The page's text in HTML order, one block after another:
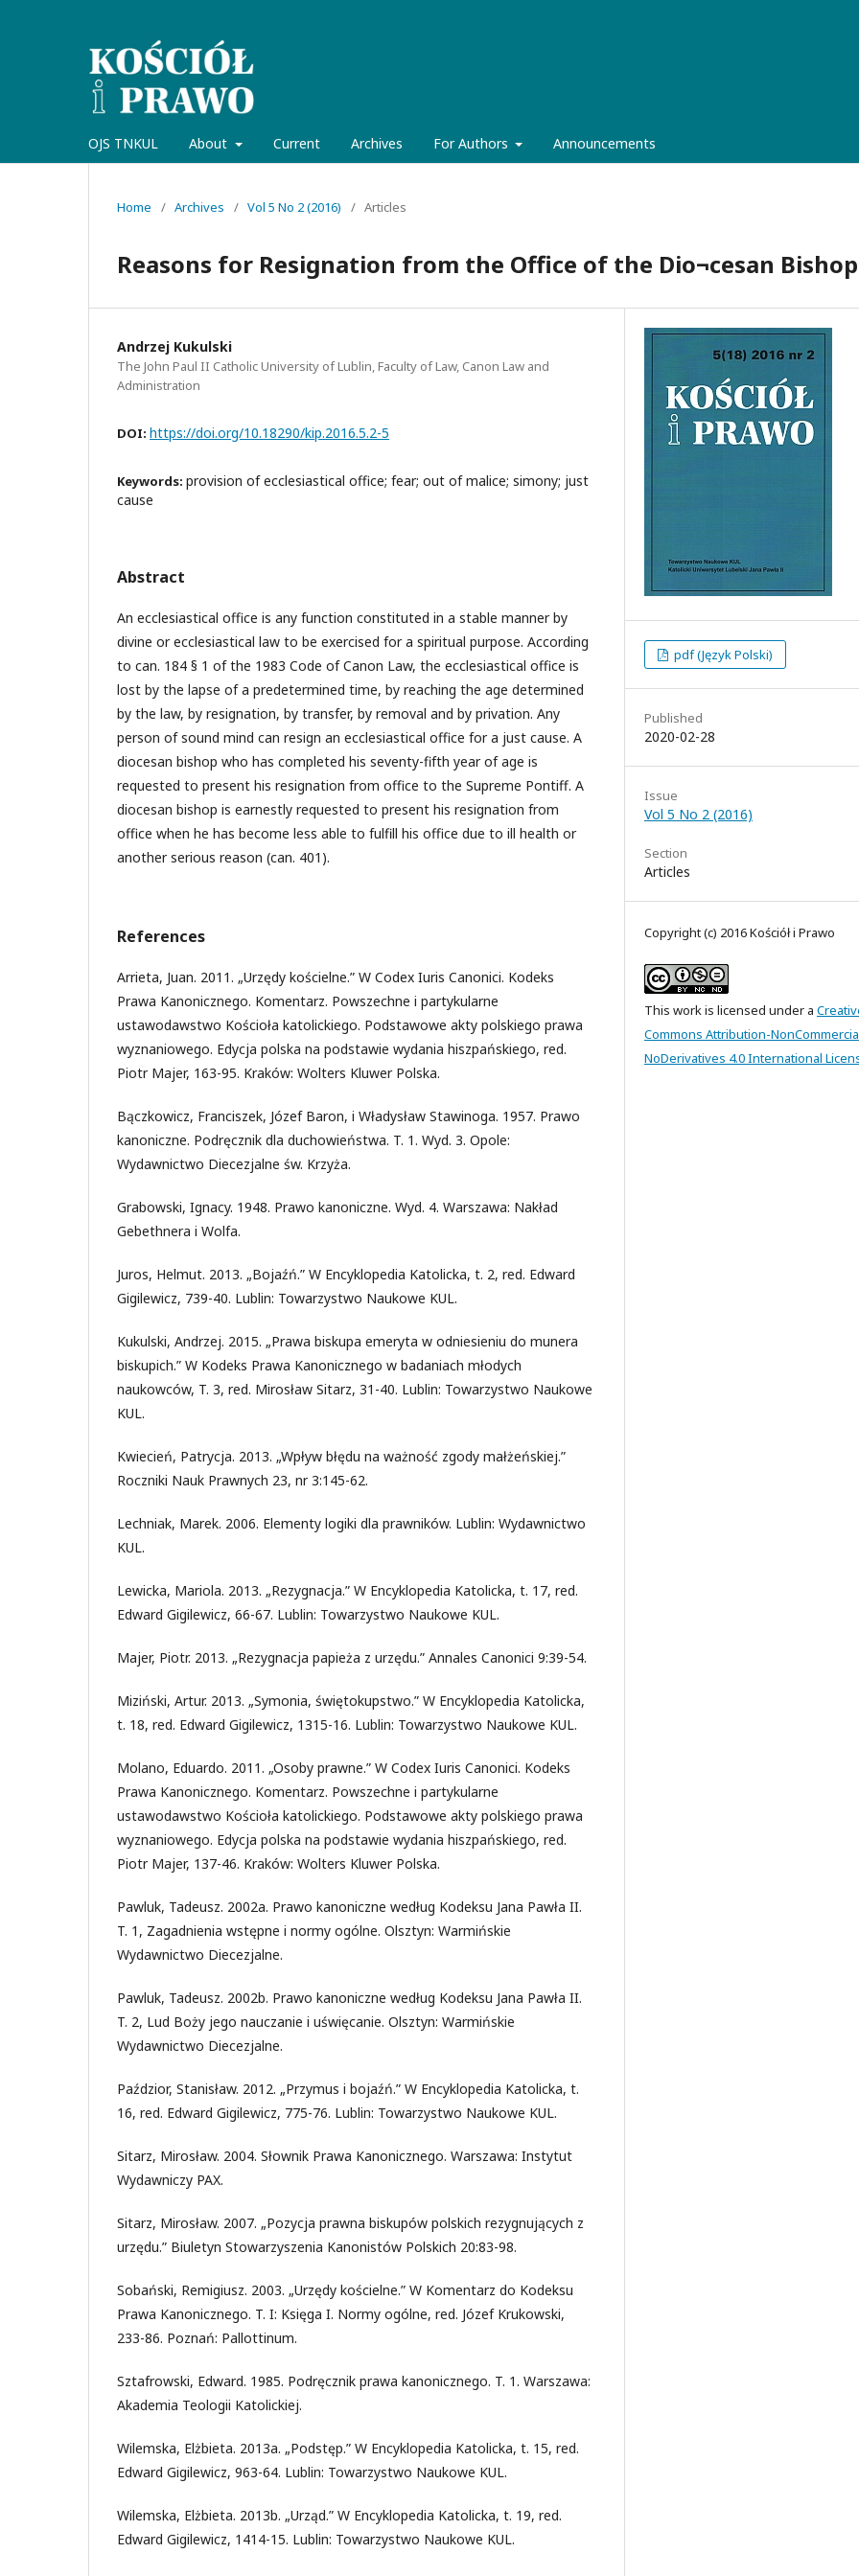
OJS TNKUL About Current Archives For Authors Announcements
Home / Archives / Vol 5 No 2 (2016) / Articles
Reasons for Resignation from the Office of the Dio¬cesan Bishop
Andrzej Kukulski
The John Paul II Catholic University of Lublin, Faculty of Law, Canon Law and
Administration
DOI: https://doi.org/10.18290/kip.2016.5.2-5
Keywords: provision of ecclesiastical office; fear; out of malice; simony; just
cause
Abstract
An ecclesiastical office is any function constituted in a stable manner by
divine or ecclesiastical law to be exercised for a spiritual purpose. According
to can. 184 § 1 of the 1983 Code of Canon Law, the ecclesiastical office is
lost by the lapse of a predetermined time, by reaching the age determined
by the law, by resignation, by transfer, by removal and by privation. Any
person of sound mind can resign an ecclesiastical office for a just cause. A
diocesan bishop who has completed his seventy-fifth year of age is
requested to present his resignation from office to the Supreme Pontiff. A
diocesan bishop is earnestly requested to present his resignation from
office when he has become less able to fulfill his office due to ill health or
another serious reason (can. 401).
References
Arrieta, Juan. 2011. „Urzędy kościelne.” W Codex Iuris Canonici. Kodeks
Prawa Kanonicznego. Komentarz. Powszechne i partykularne
ustawodawstwo Kościoła katolickiego. Podstawowe akty polskiego prawa
wyznaniowego. Edycja polska na podstawie wydania hiszpańskiego, red.
Piotr Majer, 163-95. Kraków: Wolters Kluwer Polska.
Bączkowicz, Franciszek, Józef Baron, i Władysław Stawinoga. 1957. Prawo
kanoniczne. Podręcznik dla duchowieństwa. T. 1. Wyd. 3. Opole:
Wydawnictwo Diecezjalne św. Krzyża.
Grabowski, Ignacy. 1948. Prawo kanoniczne. Wyd. 4. Warszawa: Nakład
Gebethnera i Wolfa.
Juros, Helmut. 2013. „Bojaźń.” W Encyklopedia Katolicka, t. 2, red. Edward
Gigilewicz, 739-40. Lublin: Towarzystwo Naukowe KUL.
Kukulski, Andrzej. 2015. „Prawa biskupa emeryta w odniesieniu do munera
biskupich.” W Kodeks Prawa Kanonicznego w badaniach młodych
naukowców, T. 3, red. Mirosław Sitarz, 31-40. Lublin: Towarzystwo Naukowe
KUL.
Kwiecień, Patrycja. 2013. „Wpływ błędu na ważność zgody małżeńskiej.”
Roczniki Nauk Prawnych 23, nr 3:145-62.
Lechniak, Marek. 2006. Elementy logiki dla prawników. Lublin: Wydawnictwo
KUL.
Lewicka, Mariola. 2013. „Rezygnacja.” W Encyklopedia Katolicka, t. 17, red.
Edward Gigilewicz, 66-67. Lublin: Towarzystwo Naukowe KUL.
Majer, Piotr. 2013. „Rezygnacja papieża z urzędu.” Annales Canonici 9:39-54.
Miziński, Artur. 2013. „Symonia, świętokupstwo.” W Encyklopedia Katolicka,
t. 18, red. Edward Gigilewicz, 1315-16. Lublin: Towarzystwo Naukowe KUL.
Molano, Eduardo. 2011. „Osoby prawne.” W Codex Iuris Canonici. Kodeks
Prawa Kanonicznego. Komentarz. Powszechne i partykularne
ustawodawstwo Kościoła katolickiego. Podstawowe akty polskiego prawa
wyznaniowego. Edycja polska na podstawie wydania hiszpańskiego, red.
Piotr Majer, 137-46. Kraków: Wolters Kluwer Polska.
Pawluk, Tadeusz. 2002a. Prawo kanoniczne według Kodeksu Jana Pawła II.
T. 1, Zagadnienia wstępne i normy ogólne. Olsztyn: Warmińskie
Wydawnictwo Diecezjalne.
Pawluk, Tadeusz. 2002b. Prawo kanoniczne według Kodeksu Jana Pawła II.
T. 2, Lud Boży jego nauczanie i uświęcanie. Olsztyn: Warmińskie
Wydawnictwo Diecezjalne.
Paździor, Stanisław. 2012. „Przymus i bojaźń.” W Encyklopedia Katolicka, t.
16, red. Edward Gigilewicz, 775-76. Lublin: Towarzystwo Naukowe KUL.
Sitarz, Mirosław. 2004. Słownik Prawa Kanonicznego. Warszawa: Instytut
Wydawniczy PAX.
Sitarz, Mirosław. 2007. „Pozycja prawna biskupów polskich rezygnujących z
urzędu.” Biuletyn Stowarzyszenia Kanonistów Polskich 20:83-98.
Sobański, Remigiusz. 2003. „Urzędy kościelne.” W Komentarz do Kodeksu
Prawa Kanonicznego. T. I: Księga I. Normy ogólne, red. Józef Krukowski,
233-86. Poznań: Pallottinum.
Sztafrowski, Edward. 1985. Podręcznik prawa kanonicznego. T. 1. Warszawa:
Akademia Teologii Katolickiej.
Wilemska, Elżbieta. 2013a. „Podstęp.” W Encyklopedia Katolicka, t. 15, red.
Edward Gigilewicz, 963-64. Lublin: Towarzystwo Naukowe KUL.
Wilemska, Elżbieta. 2013b. „Urząd.” W Encyklopedia Katolicka, t. 19, red.
Edward Gigilewicz, 1414-15. Lublin: Towarzystwo Naukowe KUL.
pdf (Język Polski)
Published
2020-02-28
Issue
Vol 5 No 2 (2016)
Section
Articles
Copyright (c) 2016 Kościół i Prawo
This work is licensed under a
Commons Attribution-
NoDerivatives 4.0 International